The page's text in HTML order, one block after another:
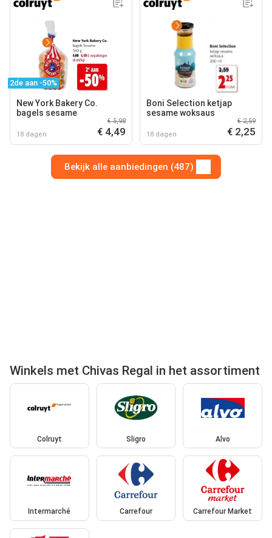
2de aan -50%
New York Bakery Co.
bagels sesame
18 dagen
€ 5,98
€ 4,49
Boni Selection ketjap
sesame woksaus
18 dagen
€ 2,59
€ 2,25
Bekijk alle aanbiedingen (487)
Winkels met Chivas Regal in het assortiment
Colruyt Sligro Alvo
Intermarché Carrefour Carrefour Market